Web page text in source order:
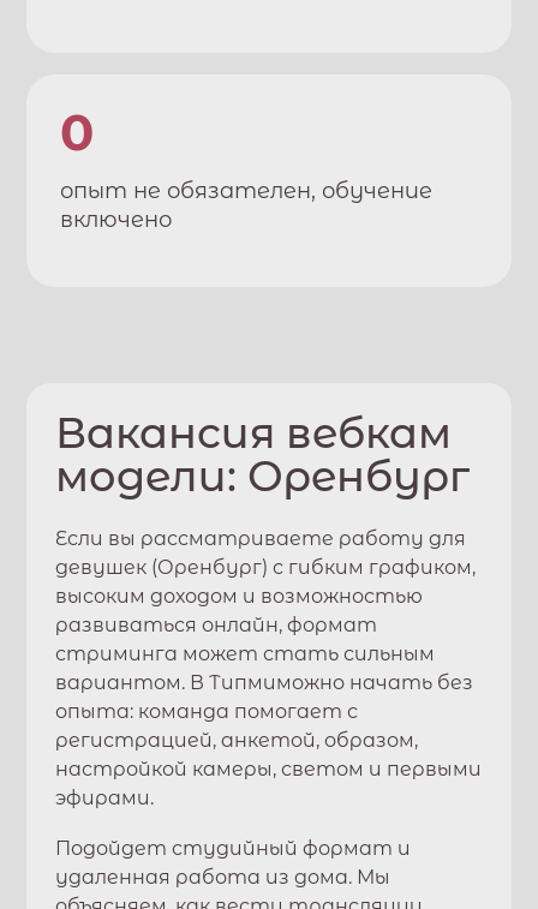
0
опыт не обязателен, обучение
включено
Вакансия вебкам
модели: Оренбург
Если вы рассматриваете работу для
девушек (Оренбург) с гибким графиком,
высоким доходом и возможностью
развиваться онлайн, формат
стриминга может стать сильным
вариантом. ВТипмиможно начать без
опыта: команда помогает с
регистрацией, анкетой, образом,
настройкой камеры, светом и первыми
эфирами.
Подойдет студийный формат и
удаленная работа из дома. Мы